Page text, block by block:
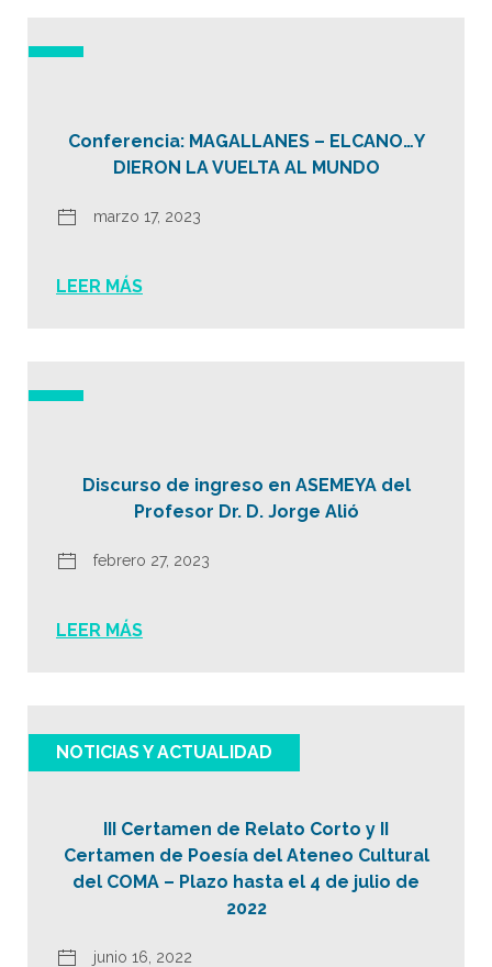
Conferencia: MAGALLANES – ELCANO…Y
DIERON LA VUELTA AL MUNDO
marzo 17, 2023
LEER MÁS
Discurso de ingreso en ASEMEYA del
Profesor Dr. D. Jorge Alió
febrero 27, 2023
LEER MÁS
NOTICIAS Y ACTUALIDAD
III Certamen de Relato Corto y II
Certamen de Poesía del Ateneo Cultural
del COMA – Plazo hasta el 4 de julio de
2022
junio 16, 2022